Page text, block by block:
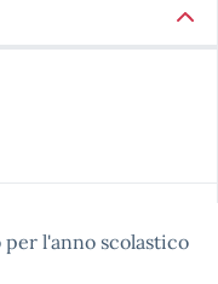
l'anno scolastico